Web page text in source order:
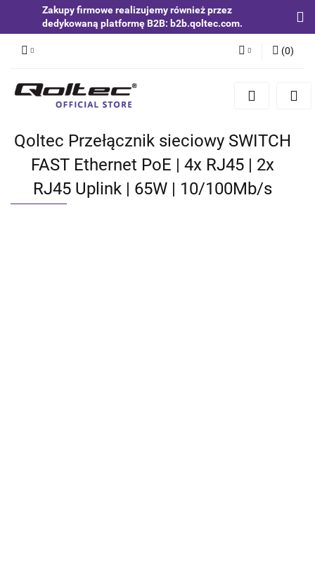
Zakupy firmowe realizujemy również przez
dedykowaną platformę B2B: b2b.qoltec.com.
Zaloguj się
Zgody cookies
(0)
Qoltec Przełącznik sieciowy SWITCH
FAST Ethernet PoE | 4x RJ45 | 2x
RJ45 Uplink | 65W | 10/100Mb/s